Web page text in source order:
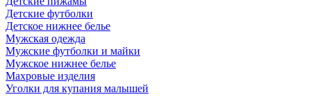
Детские футболки
Детское нижнее белье
Мужская одежда
Мужские футболки и майки
Мужское нижнее белье
Махровые изделия
Уголки для купания малышей